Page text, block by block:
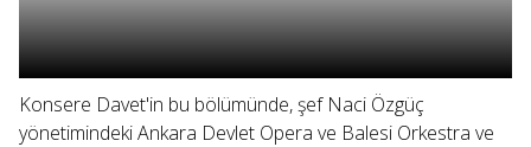
Konsere Davet'in bu bölümünde, şef Naci Özgüç
yönetimindeki Ankara Devlet Opera ve Balesi Orkestra ve